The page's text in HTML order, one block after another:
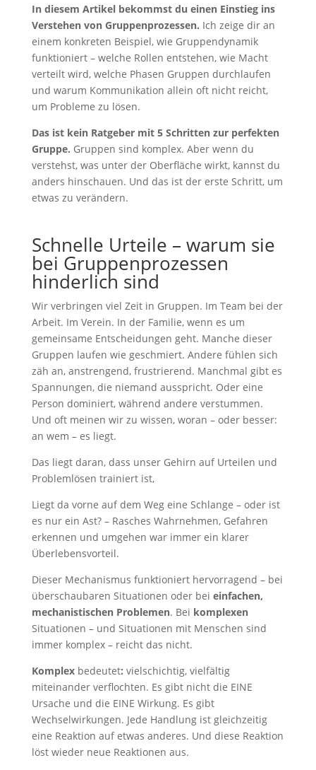
In diesem Artikel bekommst du einen Einstieg ins
Verstehen von Gruppenprozessen. Ich zeige dir an
einem konkreten Beispiel, wie Gruppendynamik
funktioniert – welche Rollen entstehen, wie Macht
verteilt wird, welche Phasen Gruppen durchlaufen
und warum Kommunikation allein oft nicht reicht,
um Probleme zu lösen.
Das ist kein Ratgeber mit 5 Schritten zur perfekten
Gruppe. Gruppen sind komplex. Aber wenn du
verstehst, was unter der Oberfläche wirkt, kannst du
anders hinschauen. Und das ist der erste Schritt, um
etwas zu verändern.
Schnelle Urteile – warum sie
bei Gruppenprozessen
hinderlich sind
Wir verbringen viel Zeit in Gruppen. Im Team bei der
Arbeit. Im Verein. In der Familie, wenn es um
gemeinsame Entscheidungen geht. Manche dieser
Gruppen laufen wie geschmiert. Andere fühlen sich
zäh an, anstrengend, frustrierend. Manchmal gibt es
Spannungen, die niemand ausspricht. Oder eine
Person dominiert, während andere verstummen.
Und oft meinen wir zu wissen, woran – oder besser:
an wem – es liegt.
Das liegt daran, dass unser Gehirn auf Urteilen und
Problemlösen trainiert ist,
Liegt da vorne auf dem Weg eine Schlange – oder ist
es nur ein Ast? – Rasches Wahrnehmen, Gefahren
erkennen und umgehen war immer ein klarer
Überlebensvorteil.
Dieser Mechanismus funktioniert hervorragend – bei
überschaubaren Situationen oder bei einfachen,
mechanistischen Problemen. Bei komplexen
Situationen – und Situationen mit Menschen sind
immer komplex – reicht das nicht.
Komplexbedeutet: vielschichtig, vielfältig
miteinander verflochten. Es gibt nicht die EINE
Ursache und die EINE Wirkung. Es gibt
Wechselwirkungen. Jede Handlung ist gleichzeitig
eine Reaktion auf etwas anderes. Und diese Reaktion
löst wieder neue Reaktionen aus.